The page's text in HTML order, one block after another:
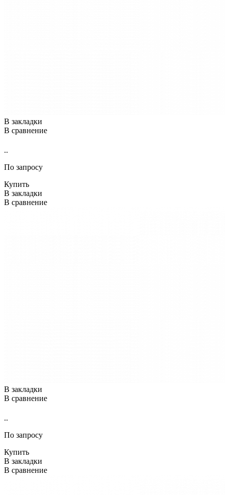
В закладки
В сравнение
..
По запросу
Купить
В закладки
В сравнение
В закладки
В сравнение
..
По запросу
Купить
В закладки
В сравнение